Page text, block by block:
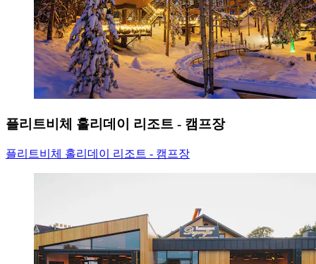
플리트비체 홀리데이 리조트 - 캠프장
플리트비체 홀리데이 리조트 - 캠프장